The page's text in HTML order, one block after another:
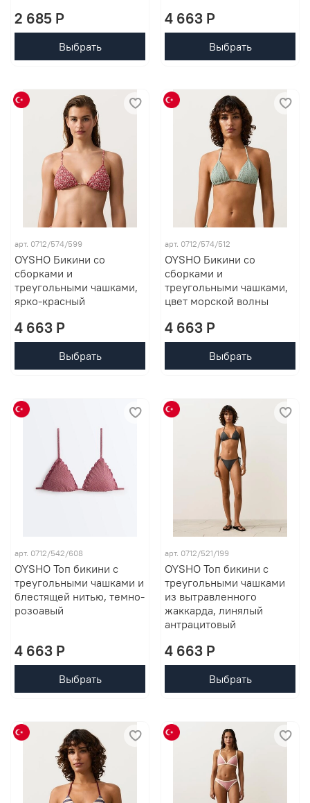
2 685 P
Выбрать
4 663 P
Выбрать
арт. 0712/574/599
OYSHO Бикини со
сборками и
треугольными чашками,
ярко-красный
4 663 P
Выбрать
арт. 0712/574/512
OYSHO Бикини со
сборками и
треугольными чашками,
цвет морской волны
4 663 P
Выбрать
арт. 0712/542/608
OYSHO Топ бикини с
треугольными чашками и
блестящей нитью, темно-
розоавый
4 663 P
Выбрать
арт. 0712/521/199
OYSHO Топ бикини с
треугольными чашками
из вытравленного
жаккарда, линялый
антрацитовый
4 663 P
Выбрать